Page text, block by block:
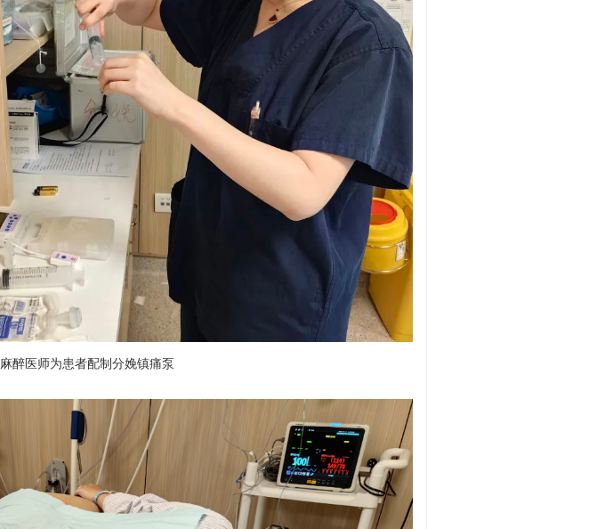
麻醉医师为患者配制分娩镇痛泵